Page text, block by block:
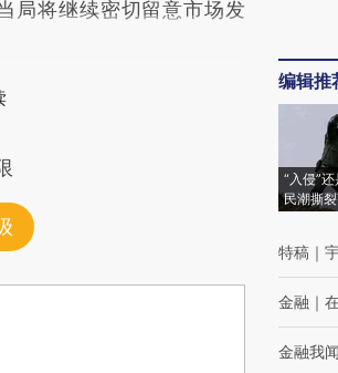
局将继续密切留意市场发
编辑推
“入侵”
民潮撕
特稿 ｜
金融 ｜
金融我闻